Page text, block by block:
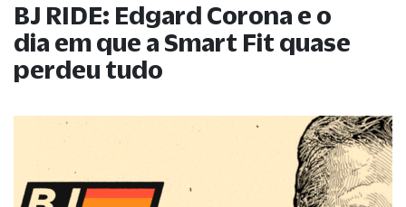
BJ RIDE: Edgard Corona e o
dia em que a Smart Fit quase
perdeu tudo